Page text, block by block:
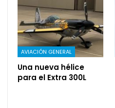
AVIACIÓN GENERAL
Una nueva hélice
para el Extra 300L